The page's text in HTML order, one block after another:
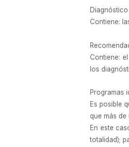
Contiene:
Contiene:
los
Programas
Es posible
que más
En este
totalidad);